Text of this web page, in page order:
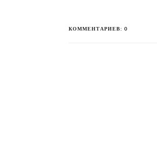
КОММЕНТАРИЕВ: 0